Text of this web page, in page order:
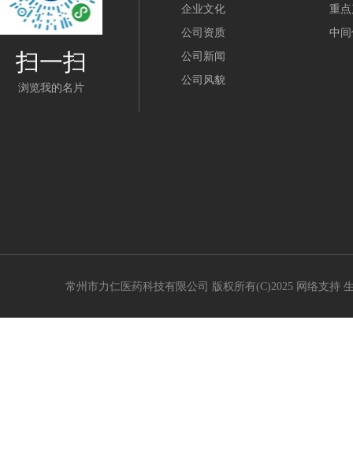
扫一扫
浏览我的名片
企业文化
公司资质
公司新闻
公司风貌
重
中
常州市力仁医药科技有限公司 版权所有(C)2025 网络支持